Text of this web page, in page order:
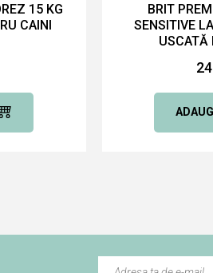
15 KG
CAINI
BRIT
SENSITIVE
USCATĂ